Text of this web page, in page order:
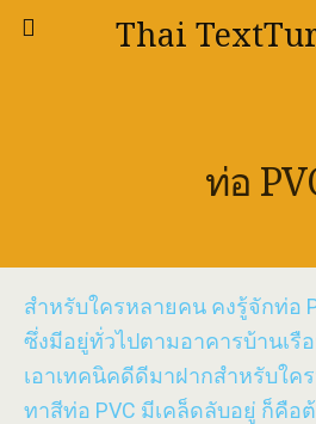
Thai
ท่อ
สำหรับใครหลายคน คงรู้จักท่อ
ซึ่งมีอยู่ทั่วไปตามอาคารบ้านเรื
เอาเทคนิคดีดีมาฝากสำหรับใค
ทาสีท่อ PVC มีเคล็ดลับอยู่ ก็คือ